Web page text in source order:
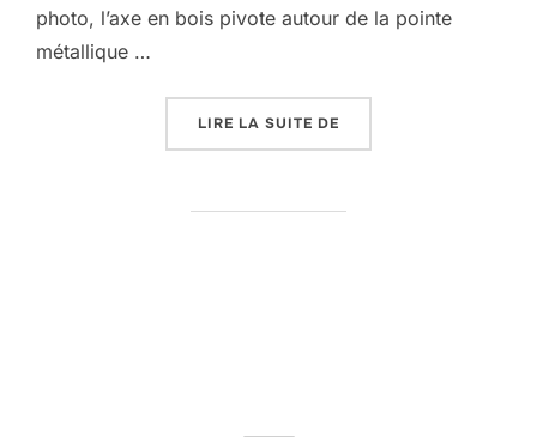
photo, l’axe en bois pivote autour de la pointe
métallique …
LIRE LA SUITE DE